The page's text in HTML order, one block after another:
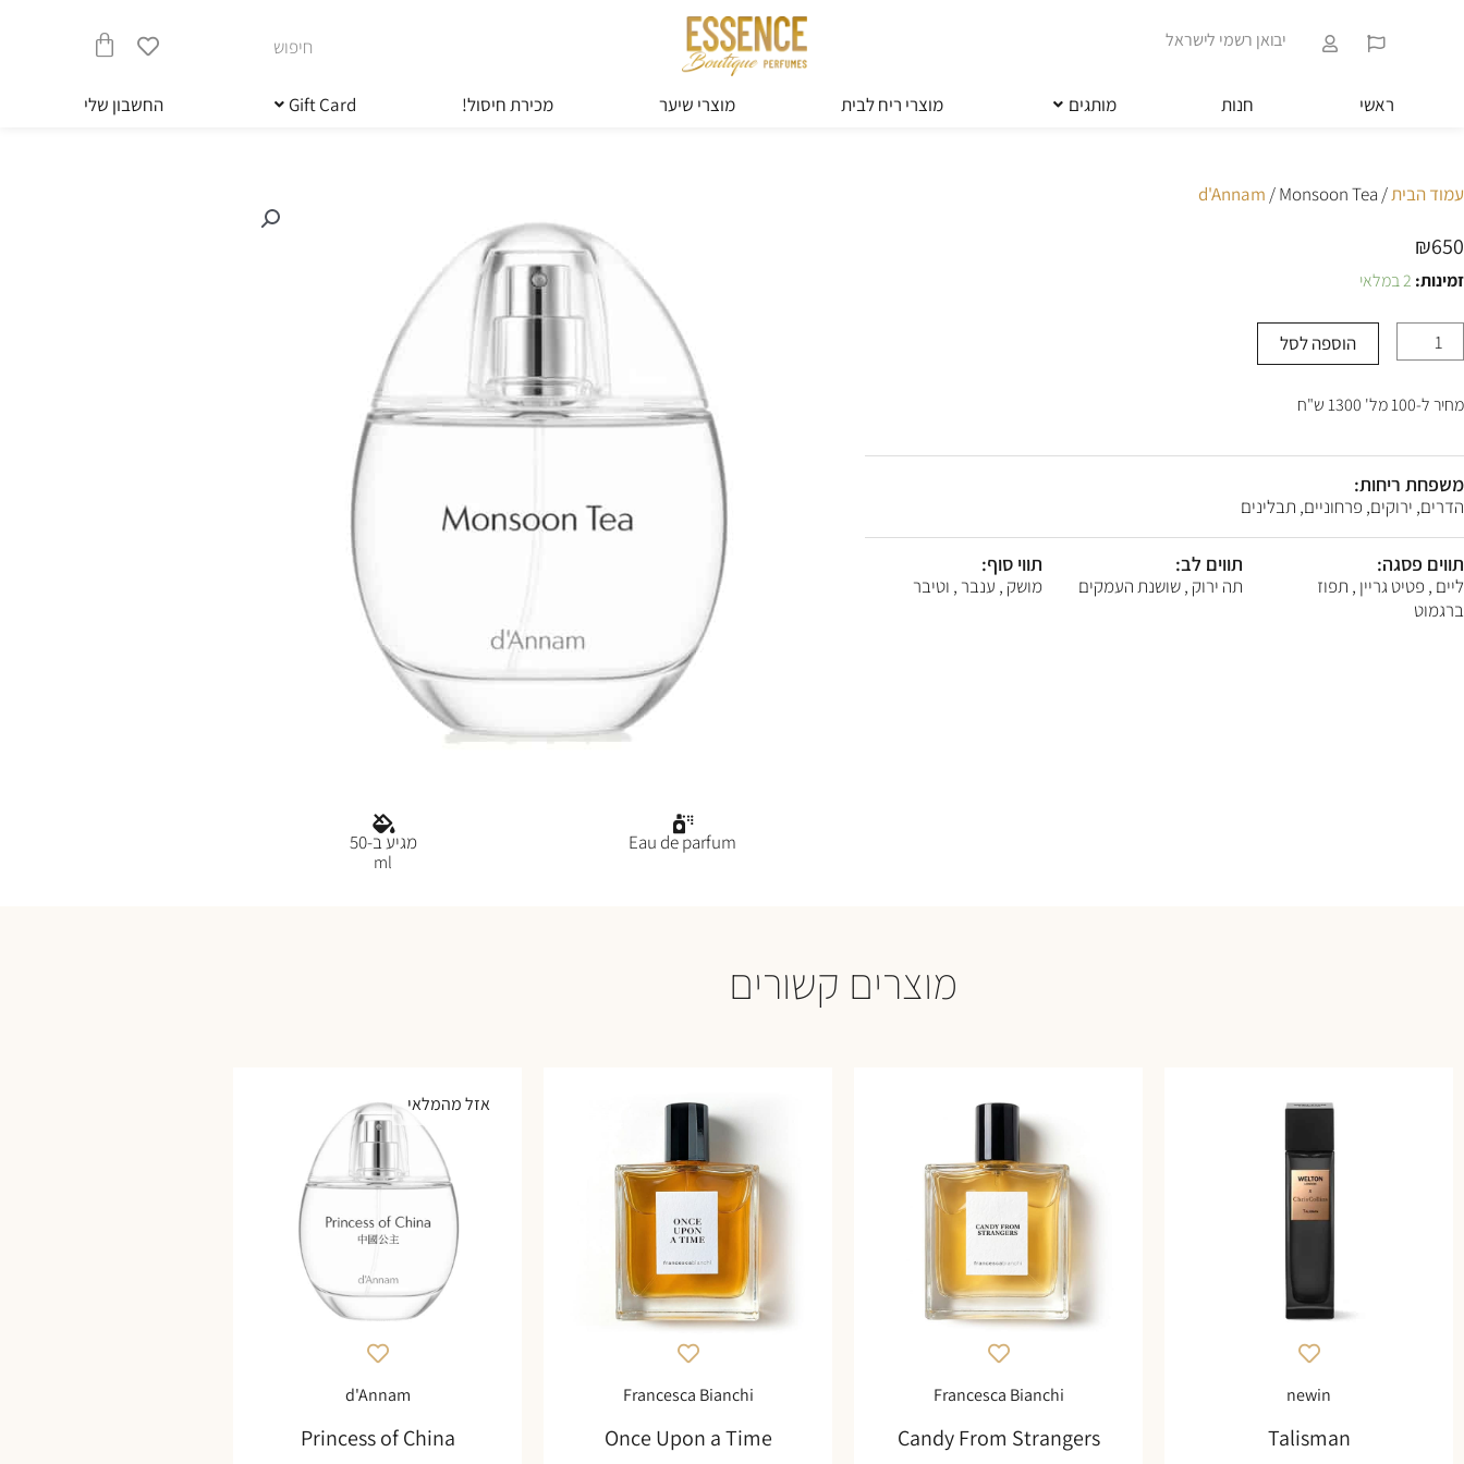
הַמְּסַיַּעַת
לִנְגִישׁוּת
לְחַץ
Control-
F11
הָאֲתָר
לְעִוְורִים
בְּתוֹכְנַת
F10
לִפְתִיחַת
תַּפְרִיט
נְגִישׁוּת.
יבואן רשמי לישראל חיפוש
עגלת
קניות
ראשי חנות מותגים מוצרי ריח לבית מוצרי שיער מכירת חיסול! Gift Card החשבון שלי
עמוד הבית/
d'Annam / Monsoon Tea
₪650
זמינות: 2 במלאי
כמות
Monsoon
Tea
הוספה לסל
מחיר ל-100 מל' 1300 ש"ח
משפחת ריחות:
הדרים, ירוקים, פרחוניים, תבלינים
תווים פסגה:
ליים , פטיט גריין , תפוז
ברגמוט
תווים לב:
תה ירוק , שושנת העמקים
תווי סוף:
מושק , ענבר , וטיבר
Eau de parfum מגיע ב-50
ml
מוצרים קשורים
newin
Talisman
Francesca Bianchi
Candy From Strangers
Francesca Bianchi
Once Upon a Time
אזל מהמלאי
d'Annam
Princess of China